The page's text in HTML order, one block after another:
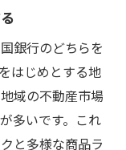
の方法
ップ
ーズに進める
手法
銀行のどちらを
はじめとする地
域の不動産市場
多いです。これ
と多様な商品ラ